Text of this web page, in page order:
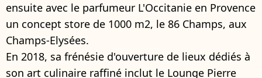
ensuite avec le parfumeur L'Occitanie en Provence
un concept store de 1000 m2, le 86 Champs, aux
Champs-Elysées.
En 2018, sa frénésie d'ouverture de lieux dédiés à
son art culinaire raffiné inclut le Lounge Pierre